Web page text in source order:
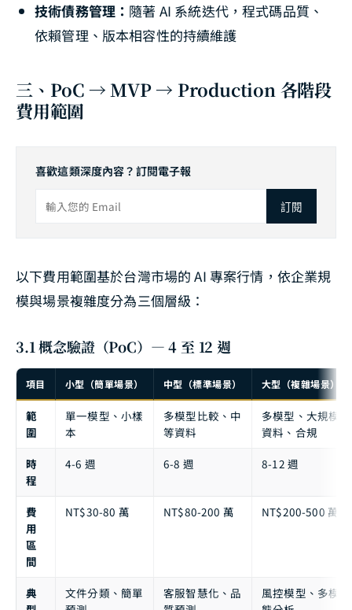
技術債務管理： 隨著 AI 系統迭代，程式碼品質、
依賴管理、版本相容性的持續維護
三、PoC → MVP → Production 各階段
費用範圍
喜歡這類深度內容？訂閱電子報
訂閱
以下費用範圍基於台灣市場的 AI 專案行情，依企業規
模與場景複雜度分為三個層級：
3.1 概念驗證（PoC）— 4 至 12 週
項目 小型（簡單場景） 中型（標準場景） 大型（複雜場景）
範
圍
單一模型、小樣
本
多模型比較、中
等資料
多模型、大規模
資料、合規
時
程
4-6 週 6-8 週 8-12 週
費
用
區
間
NT$30-80 萬 NT$80-200 萬 NT$200-500 萬
典
文件分類、簡單
客服智慧化、品
風控模型、多模